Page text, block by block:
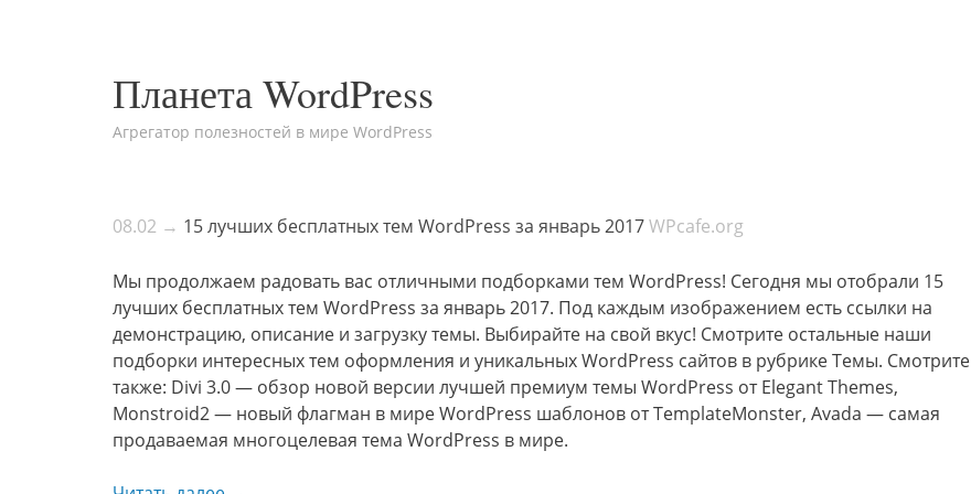
Планета WordPress
Агрегатор полезностей в мире WordPress
08.02 → 15 лучших бесплатных тем WordPress за январь 2017WPcafe.org
Мы продолжаем радовать вас отличными подборками тем WordPress! Сегодня мы отобрали 15
лучших бесплатных тем WordPress за январь 2017. Под каждым изображением есть ссылки на
демонстрацию, описание и загрузку темы. Выбирайте на свой вкус! Смотрите остальные наши
подборки интересных тем оформления и уникальных WordPress сайтов в рубрике Темы. Смотрите
также: Divi 3.0 — обзор новой версии лучшей премиум темы WordPress от Elegant Themes,
Monstroid2 — новый флагман в мире WordPress шаблонов от TemplateMonster, Avada — самая
продаваемая многоцелевая тема WordPress в мире.